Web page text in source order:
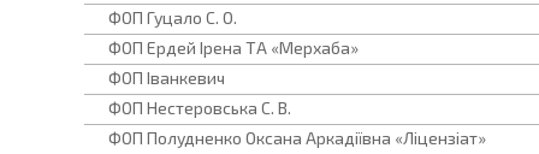
ФОП Гуцало С. О.
ФОП Ердей Ірена ТА «Мерхаба»
ФОП Іванкевич
ФОП Нестеровська С. В.
ФОП Полудненко Оксана Аркадіївна «Ліцензіат»